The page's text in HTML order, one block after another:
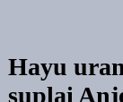
Hayu
suplai